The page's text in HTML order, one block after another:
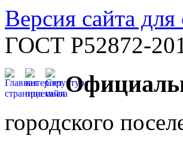
Версия сайта
ГОСТ Р52872-
городского